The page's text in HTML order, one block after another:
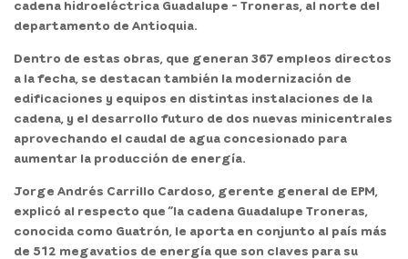
cadena hidroeléctrica Guadalupe - Troneras, al norte del
departamento de Antioquia.
Dentro de estas obras, que generan 367 empleos directos
a la fecha, se destacan también la modernización de
edificaciones y equipos en distintas instalaciones de la
cadena, y el desarrollo futuro de dos nuevas minicentrales
aprovechando el caudal de agua concesionado para
aumentar la producción de energía.
Jorge Andrés Carrillo Cardoso, gerente general de EPM,
explicó al respecto que “la cadena Guadalupe Troneras,
conocida como Guatrón, le aporta en conjunto al país más
de 512 megavatios de energía que son claves para su